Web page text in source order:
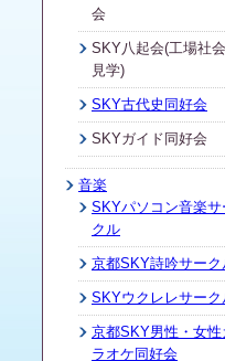
会
SKY八起会(工場社会
見学)
SKY古代史同好会
SKYガイド同好会
音楽
SKYパソコン音楽サ
クル
京都SKY詩吟サーク
SKYウクレレサーク
京都SKY男性・女性
ラオケ同好会